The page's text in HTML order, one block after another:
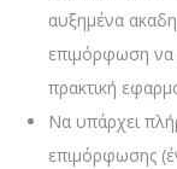
αυξημένα
επιμόρφωση να
πρακτική
Να υπάρχει
επιμόρφωσης